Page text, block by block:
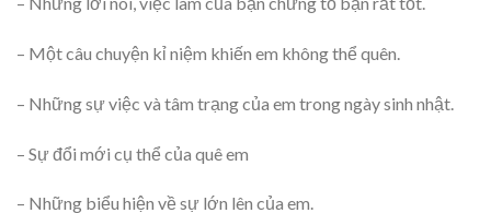
– Một câu chuyện kỉ niệm khiến em không thể quên.
– Những sự việc và tâm trạng của em trong ngày sinh nhật.
– Sự đổi mới cụ thể của quê em
– Những biểu hiện về sự lớn lên của em.